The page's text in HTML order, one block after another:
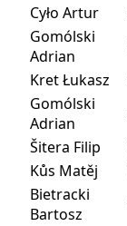
Cyło Artur
Gomólski
Adrian
Kret Łukasz
Gomólski
Adrian
Šitera Filip
Kůs Matěj
Bietracki
Bartosz